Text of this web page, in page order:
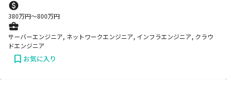
380万円〜800万円
サーバーエンジニア, ネットワークエンジニア, インフラエンジニア, クラウ
ドエンジニア
お気に入り